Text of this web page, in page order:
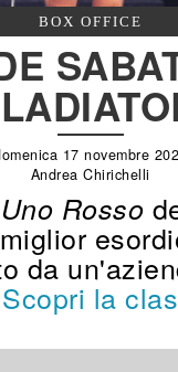
BOX OFFICE
17 novembre
Andrea Chirichelli
Uno Rosso
da
Scopri la